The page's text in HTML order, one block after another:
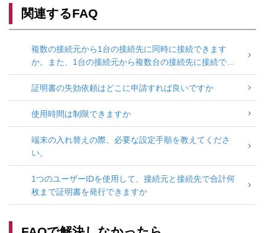
関連するFAQ
複数の接続元から1台の接続先に同時に接続できます
か。また、1台の接続元から複数台の接続先に接続でき
ますか。
証明書の失効依頼はどこに申請すれば良いですか
使用時間は制限できますか
端末の入れ替えの際、必要な設定手順を教えてくださ
い。
1つのユーザーIDを使用して、接続元と接続先で合計何
枚まで証明書を発行できますか